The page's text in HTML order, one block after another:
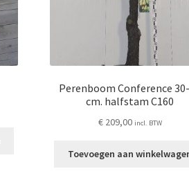
Perenboom Conference
cm. halfstam C160
€209,00 incl. BTW
Toevoegen aan